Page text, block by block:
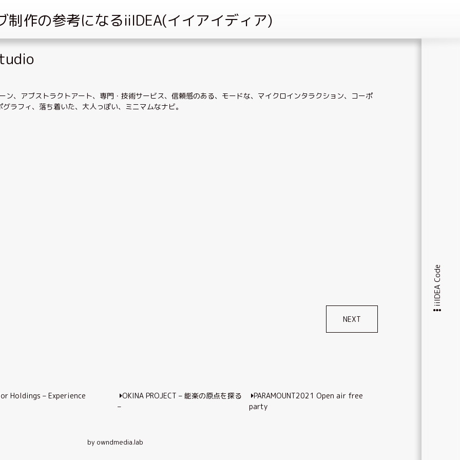
iiIDEA Code
ン、 アブストラクトアート、 専門・技術サービス、 信頼感のある、 モードな、 マイクロインタラクション、
コーポ
グラフィ、 落ち着いた、大人っぽい、 ミニマムなナビ。
NEXT
Holdings – Experience
OKINA PROJECT – 能楽の原点を探る
–
PARAMOUNT2021 Open air free
party
by owndmedia.lab